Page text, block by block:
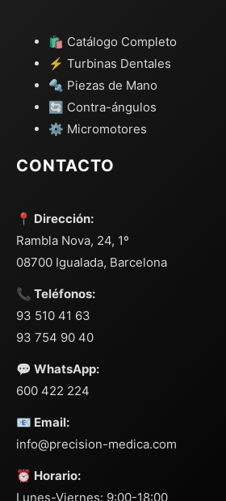
🛍️ Catálogo Completo
⚡ Turbinas Dentales
🔩 Piezas de Mano
🔄 Contra-ángulos
⚙️ Micromotores
CONTACTO
📍 Dirección:
Rambla Nova, 24, 1º
08700 Igualada, Barcelona
📞 Teléfonos:
93 510 41 63
93 754 90 40
💬 WhatsApp:
600 422 224
📧 Email:
info@precision-medica.com
⏰ Horario:
Lunes-Viernes: 9:00-18:00